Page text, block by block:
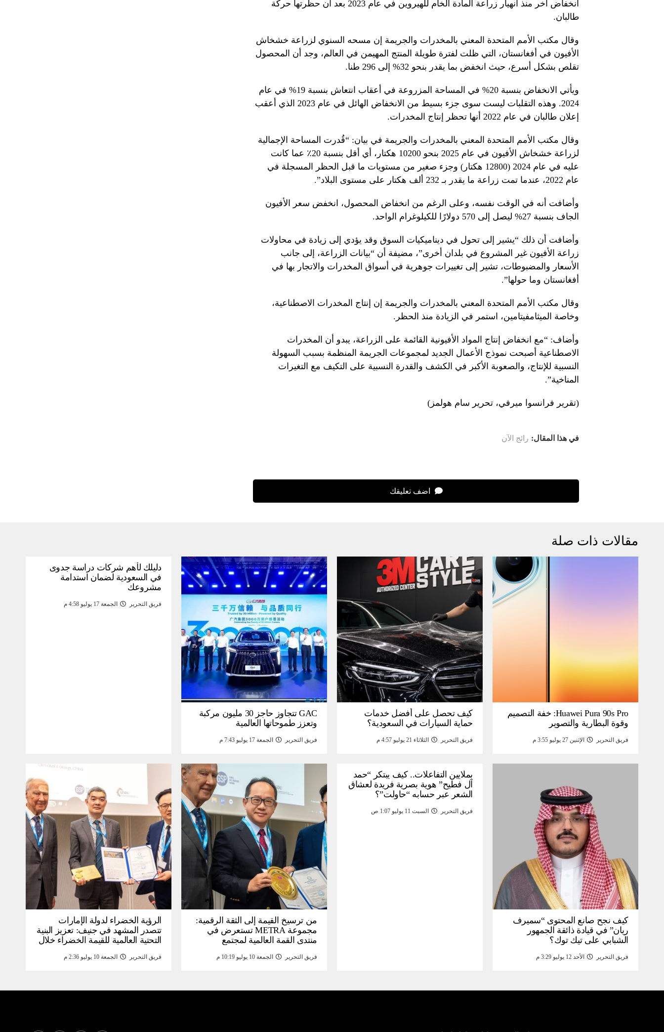
انخفاض آخر منذ انهيار زراعة المادة الخام للهيروين في عام 2023 بعد أن حظرتها حركة
طالبان.
وقال مكتب الأمم المتحدة المعني بالمخدرات والجريمة إن مسحه السنوي لزراعة خشخاش
الأفيون في أفغانستان، التي ظلت لفترة طويلة المنتج المهيمن في العالم، وجد أن المحصول
تقلص بشكل أسرع، حيث انخفض بما يقدر بنحو 32% إلى 296 طنا.
ويأتي الانخفاض بنسبة 20% في المساحة المزروعة في أعقاب انتعاش بنسبة 19% في عام
2024. وهذه التقلبات ليست سوى جزء بسيط من الانخفاض الهائل في عام 2023 الذي أعقب
إعلان طالبان في عام 2022 أنها تحظر إنتاج المخدرات.
وقال مكتب الأمم المتحدة المعني بالمخدرات والجريمة في بيان: “قُدرت المساحة الإجمالية
لزراعة خشخاش الأفيون في عام 2025 بنحو 10200 هكتار، أي أقل بنسبة 20٪ عما كانت
عليه في عام 2024 (12800 هكتار) وجزء صغير من مستويات ما قبل الحظر المسجلة في
عام 2022، عندما تمت زراعة ما يقدر بـ 232 ألف هكتار على مستوى البلاد”.
وأضافت أنه في الوقت نفسه، وعلى الرغم من انخفاض المحصول، انخفض سعر الأفيون
الجاف بنسبة 27% ليصل إلى 570 دولارًا للكيلوغرام الواحد.
وأضافت أن ذلك “يشير إلى تحول في ديناميكيات السوق وقد يؤدي إلى زيادة في محاولات
زراعة الأفيون غير المشروع في بلدان أخرى”، مضيفة أن “بيانات الزراعة، إلى جانب
الأسعار والمضبوطات، تشير إلى تغييرات جوهرية في أسواق المخدرات والاتجار بها في
أفغانستان وما حولها”.
وقال مكتب الأمم المتحدة المعني بالمخدرات والجريمة إن إنتاج المخدرات الاصطناعية،
وخاصة الميثامفيتامين، استمر في الزيادة منذ الحظر.
وأضاف: “مع انخفاض إنتاج المواد الأفيونية القائمة على الزراعة، يبدو أن المخدرات
الاصطناعية أصبحت نموذج الأعمال الجديد لمجموعات الجريمة المنظمة بسبب السهولة
النسبية للإنتاج، والصعوبة الأكبر في الكشف والقدرة النسبية على التكيف مع التغيرات
المناخية”.
(تقرير فرانسوا ميرفي، تحرير سام هولمز)
في هذا المقال: رائج الآن
اضف تعليقك
مقالات ذات صلة
Huawei Pura 90s Pro: خفة التصميم
وقوة البطارية والتصوير
فريق التحرير الإثنين 27 يوليو 3:55 م
كيف تحصل على أفضل خدمات
حماية السيارات في السعودية؟
فريق التحرير الثلاثاء 21 يوليو 4:57 م
GAC تتجاوز حاجز 30 مليون مركبة
وتعزز طموحاتها العالمية
فريق التحرير الجمعة 17 يوليو 7:43 م
دليلك لأهم شركات دراسة جدوى
في السعودية لضمان استدامة
مشروعك
فريق التحرير الجمعة 17 يوليو 4:58 م
كيف نجح صانع المحتوى “سميرف
ريان” في قيادة ذائقة الجمهور
الشبابي على تيك توك؟
فريق التحرير الأحد 12 يوليو 3:29 م
بملايين التفاعلات.. كيف يبتكر “حمد
آل فطيح” هوية بصرية فريدة لعشاق
الشعر عبر حسابه “حاولت”؟
فريق التحرير السبت 11 يوليو 1:07 ص
من ترسيخ القيمة إلى الثقة الرقمية:
مجموعة METRA تستعرض في
منتدى القمة العالمية لمجتمع
تحتية للأصول الرقمية المدعومة
فريق التحرير الجمعة 10 يوليو 10:19 م
الرؤية الخضراء لدولة الإمارات
تتصدر المشهد في جنيف: تعزيز البنية
التحتية العالمية للقيمة الخضراء خلال
المعلومات WSIS 2026 وقمة “الذكاء
فريق التحرير الجمعة 10 يوليو 2:36 م